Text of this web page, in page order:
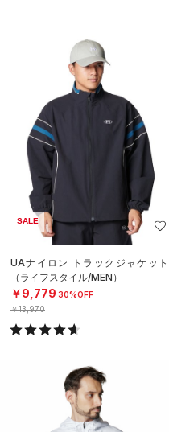
SALE
UAナイロン トラックジャケット
（ライフスタイル/MEN）
￥9,779 30%OFF
￥13,970